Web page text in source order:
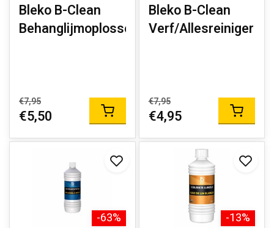
Bleko B-Clean
Behanglijmoplosser
€7,95
€5,50
Bleko B-Clean
Verf/Allesreiniger
€7,95
€4,95
-63% -13%